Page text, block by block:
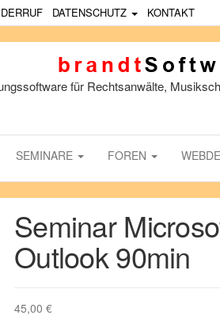
DATENSCHUTZ KONTAKT
für Rechtsanwälte,
SEMINARE FOREN
Seminar
Outlook 90min
45,00 €